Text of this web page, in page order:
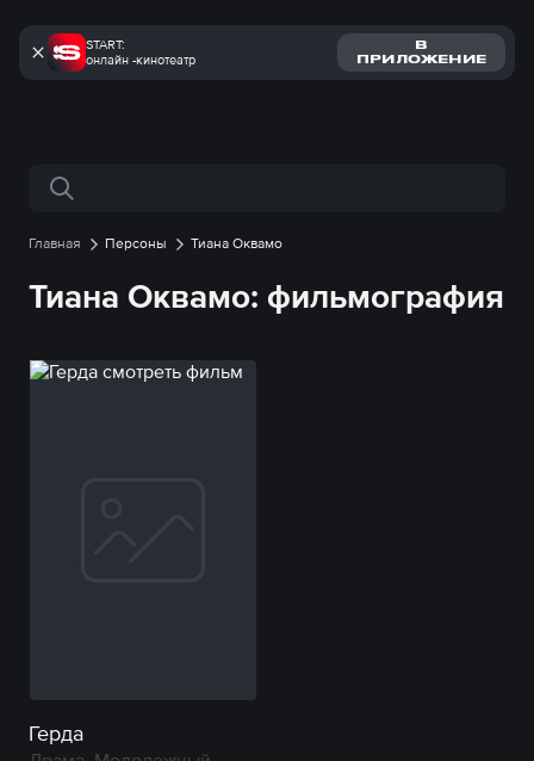
START:
онлайн -кинотеатр
В
ПРИЛОЖЕНИЕ
Поиск по сайту
Главная Персоны Тиана Оквамо
Тиана Оквамо: фильмография
Герда